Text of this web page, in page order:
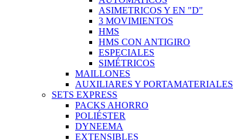
ASIMETRICOS Y EN "D"
3 MOVIMIENTOS
HMS
HMS CON ANTIGIRO
ESPECIALES
SIMÉTRICOS
MAILLONES
AUXILIARES Y PORTAMATERIALES
SETS EXPRESS
PACKS AHORRO
POLIÉSTER
DYNEEMA
EXTENSIBLES